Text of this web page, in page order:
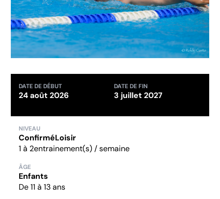
DATE DE DÉBUT
24 août 2026
DATE DE FIN
3 juillet 2027
NIVEAU
ConfirméLoisir
1 à 2entrainement(s) / semaine
ÂGE
Enfants
De 11 à 13 ans